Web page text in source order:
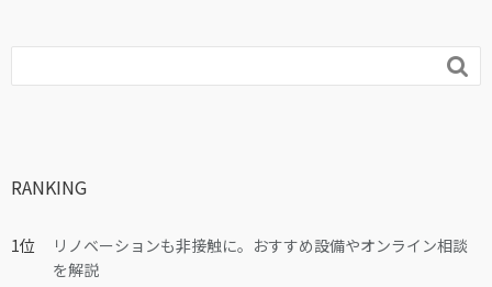

RANKING
リノベーションも非接触に。おすすめ設備やオンライン相談
を解説